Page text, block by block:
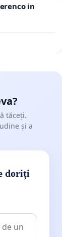
in
tăceți.
și a
doriți